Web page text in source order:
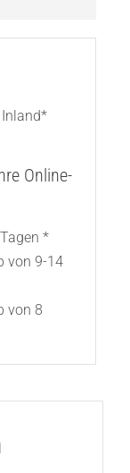
Online-
*
von 9-14
von 8